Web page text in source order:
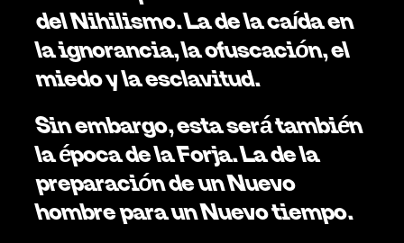
del Nihilismo. La de la caída en
la ignorancia, la ofuscación, el
miedo y la esclavitud.
Sin embargo, esta será también
la época de la Forja. La de la
preparación de un Nuevo
hombre para un Nuevo tiempo.